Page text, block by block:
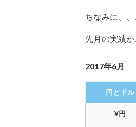
ちなみに、、
先月の実績が
2017年6月
円とドル
¥円